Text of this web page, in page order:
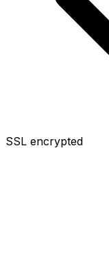
SSL encrypted